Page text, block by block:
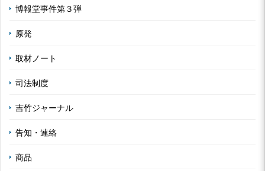
博報堂事件第３弾
原発
取材ノート
司法制度
吉竹ジャーナル
告知・連絡
商品